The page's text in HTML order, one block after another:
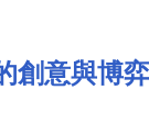
創意與博弈